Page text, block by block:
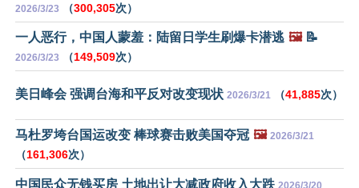
2026/3/23 （300,305次）
一人恶行，中国人蒙羞：陆留日学生刷爆卡潜逃 🖼️📝
2026/3/23 （149,509次）
美日峰会 强调台海和平反对改变现状 2026/3/21 （41,885次）
马杜罗垮台国运改变 棒球赛击败美国夺冠 🖼️ 2026/3/21
（161,306次）
中国民众无钱买房 土地出让大减政府收入大跌 2026/3/20